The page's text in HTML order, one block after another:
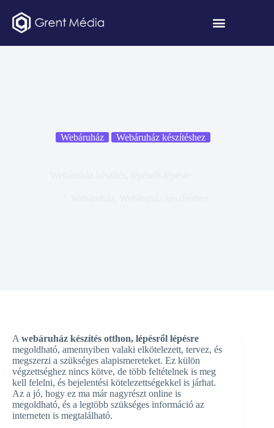
Webáruház Webáruház készítéshez
A webáruház készítés otthon, lépésről lépésre
megoldható, amennyiben valaki elkötelezett, tervez, és
megszerzi a szükséges alapismereteket. Ez külön
végzettséghez nincs kötve, de több feltételnek is meg
kell felelni, és bejelentési kötelezettségekkel is járhat.
Az a jó, hogy ez ma már nagyrészt online is
megoldható, és a legtöbb szükséges információ az
interneten is megtalálható.